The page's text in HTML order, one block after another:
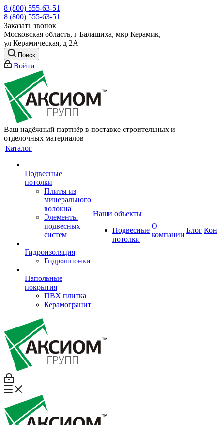
8 (800) 555-63-51
8 (800) 555-63-51
Заказать звонок
Московская область, г Балашиха, мкр Керамик,
ул Керамическая, д 2А
Поиск
Войти
Ваш надёжный партнёр в поставке строительных и
отделочных материалов
Каталог
Подвесные
потолки
Плиты из
минерального
волокна
Элементы
подвесных
систем
Гидроизоляция
Гидрошпонки
Напольные
покрытия
ПВХ плитка
Керамогранит
Наши объекты
Подвесные
потолки
О
компании
Блог